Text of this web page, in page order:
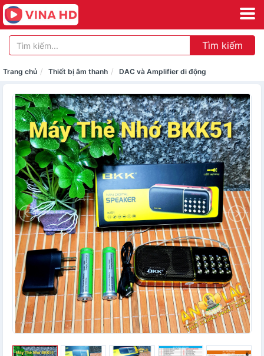
Tìm kiếm
Trang chủ Thiết bị âm thanh DAC và Amplifier di động